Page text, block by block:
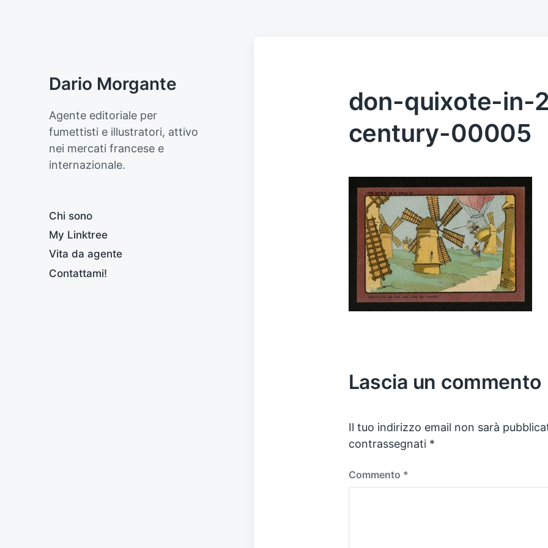
Dario Morgante
Agente editoriale per
fumettisti e illustratori, attivo
nei mercati francese e
internazionale.
Chi sono
My Linktree
Vita da agente
Contattami!
don-quixote-in-
century-00005
Lascia un commento
Il tuo indirizzo email non sarà
contrassegnati *
Commento *